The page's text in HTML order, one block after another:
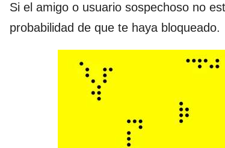
Si el amigo o usuario sospechoso no
probabilidad de que te haya bloqueado.